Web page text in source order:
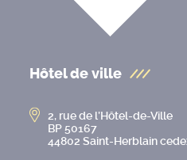
Hôtel de ville
2, rue de l’Hôtel-de-Ville
BP 50167
44802 Saint-Herblain